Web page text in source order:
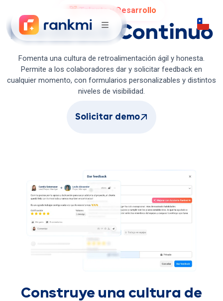
Talento y Desarrollo
Feedback Continuo
Fomenta una cultura de retroalimentación ágil y honesta.
Permite a los colaboradores dar y solicitar feedback en
cualquier momento, con formularios personalizables y distintos
niveles de visibilidad.
Solicitar demo
Construye una cultura de